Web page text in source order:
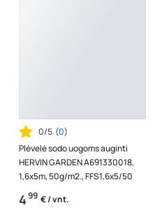
0/5 (0)
Plėvelė sodo uogoms auginti
HERVIN GARDEN A691330018,
1,6x5m, 50g/m2., FFS1,6x5/50
499 € / vnt.